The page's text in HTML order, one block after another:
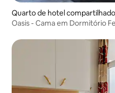
Quarto de hotel compartilhado
Oasis - Cama em Dormitório